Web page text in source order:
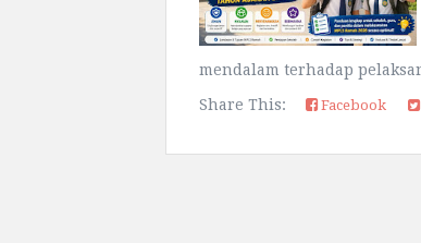
mendalam terhadap
Share This:
Facebook